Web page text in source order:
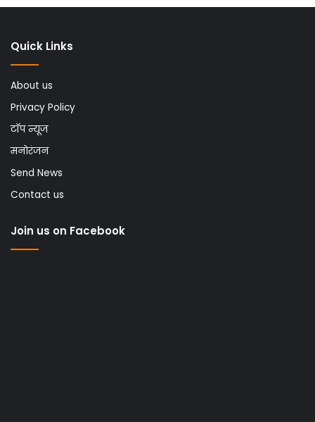
Quick Links
About us
Privacy Policy
टॉप न्यूज
मनोरंजन
Send News
Contact us
Join us on Facebook